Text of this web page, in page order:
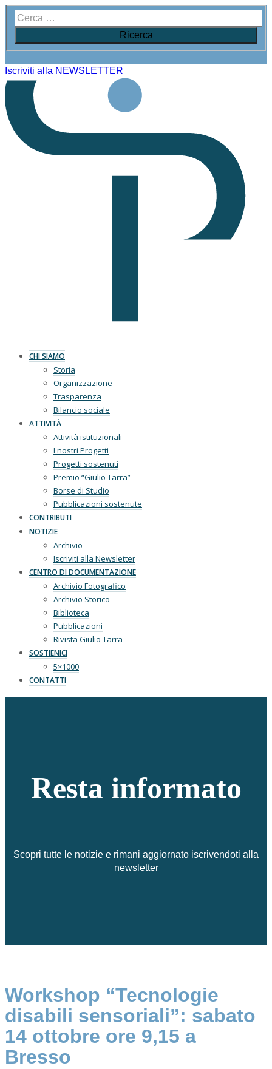
Iscriviti alla NEWSLETTER
CHI SIAMO
Storia
Organizzazione
Trasparenza
Bilancio sociale
ATTIVITÀ
Attività istituzionali
I nostri Progetti
Progetti sostenuti
Premio “Giulio Tarra”
Borse di Studio
Pubblicazioni sostenute
CONTRIBUTI
NOTIZIE
Archivio
Iscriviti alla Newsletter
CENTRO DI DOCUMENTAZIONE
Archivio Fotografico
Archivio Storico
Biblioteca
Pubblicazioni
Rivista Giulio Tarra
SOSTIENICI
5×1000
CONTATTI
Resta informato
Scopri tutte le notizie e rimani aggiornato iscrivendoti alla
newsletter
Workshop “Tecnologie
disabili sensoriali”: sabato
14 ottobre ore 9,15 a
Bresso